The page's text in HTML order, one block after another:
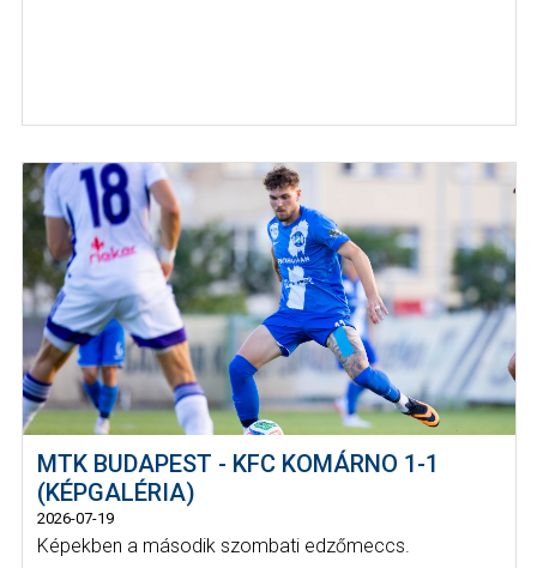
MTK BUDAPEST - KFC KOMÁRNO 1-1
(KÉPGALÉRIA)
2026-07-19
Képekben a második szombati edzőmeccs.